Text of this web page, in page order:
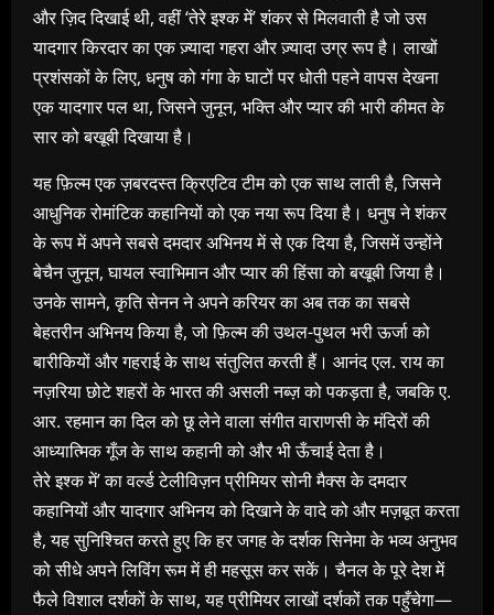
और ज़िद दिखाई थी, वहीं ‘तेरे इश्क में’ शंकर से मिलवाती है जो उस
यादगार किरदार का एक ज़्यादा गहरा और ज़्यादा उग्र रूप है। लाखों
प्रशंसकों के लिए, धनुष को गंगा के घाटों पर धोती पहने वापस देखना
एक यादगार पल था, जिसने जुनून, भक्ति और प्यार की भारी कीमत के
सार को बखूबी दिखाया है।
यह फ़िल्म एक ज़बरदस्त क्रिएटिव टीम को एक साथ लाती है, जिसने
आधुनिक रोमांटिक कहानियों को एक नया रूप दिया है। धनुष ने शंकर
के रूप में अपने सबसे दमदार अभिनय में से एक दिया है, जिसमें उन्होंने
बेचैन जुनून, घायल स्वाभिमान और प्यार की हिंसा को बखूबी जिया है।
उनके सामने, कृति सेनन ने अपने करियर का अब तक का सबसे
बेहतरीन अभिनय किया है, जो फ़िल्म की उथल-पुथल भरी ऊर्जा को
बारीकियों और गहराई के साथ संतुलित करती हैं। आनंद एल. राय का
नज़रिया छोटे शहरों के भारत की असली नब्ज़ को पकड़ता है, जबकि ए.
आर. रहमान का दिल को छू लेने वाला संगीत वाराणसी के मंदिरों की
आध्यात्मिक गूँज के साथ कहानी को और भी ऊँचाई देता है।
तेरे इश्क में’ का वर्ल्ड टेलीविज़न प्रीमियर सोनी मैक्स के दमदार
कहानियों और यादगार अभिनय को दिखाने के वादे को और मज़बूत करता
है, यह सुनिश्चित करते हुए कि हर जगह के दर्शक सिनेमा के भव्य अनुभव
को सीधे अपने लिविंग रूम में ही महसूस कर सकें। चैनल के पूरे देश में
फैले विशाल दर्शकों के साथ, यह प्रीमियर लाखों दर्शकों तक पहुँचेगा—